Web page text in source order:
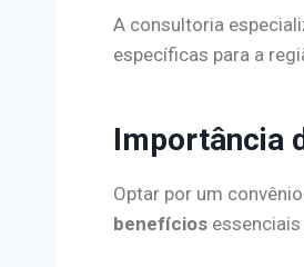
A consultoria
específicas para a
Importância
Optar por um
benefícios